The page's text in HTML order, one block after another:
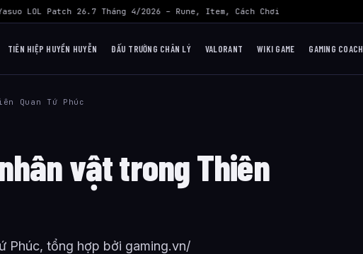
LOL Patch 26.7 Tháng 4/2026 – Rune, Item, Cách Chơi Mid Hiệu Quả Nhất
TIÊN HIỆP HUYỀN HUYỄN ĐẤU TRƯỜNG CHÂN LÝ VALORANT WIKI GAME GAMING COACH
Quan Tứ Phúc
vật trong Thiên
Phúc, tổng hợp bởi gaming.vn/